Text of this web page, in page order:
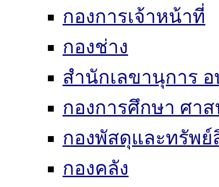
กองการเจ้าหน้าที่
กองช่าง
สำนักเลขานุการ อ
กองการศึกษา ศา
กองพัสดุและทรัพย์
กองคลัง